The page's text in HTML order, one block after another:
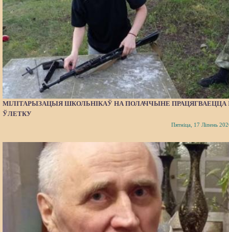
МІЛІТАРЫЗАЦЫЯ ШКОЛЬНІКАЎ НА ПОЛАЧЧЫНЕ ПРАЦЯГВАЕЦЦА
ЎЛЕТКУ
Пятніца, 17 Ліпень